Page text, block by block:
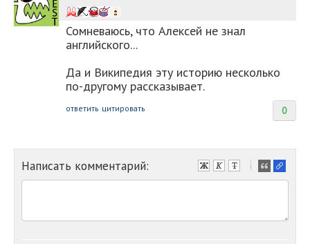
Сомневаюсь, что Алексей не знал
английского...
Да и Википедия эту историю несколько
по-другому рассказывает.
0
ответить цитировать
Написать комментарий:
-
-
-